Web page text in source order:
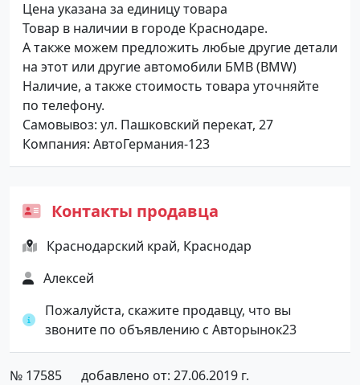
Цена указана за единицу товара
Товар в наличии в городе Краснодаре.
А также можем предложить любые другие детали
на этот или другие автомобили БМВ (BMW)
Наличие, а также стоимость товара уточняйте
по телефону.
Самовывоз: ул. Пашковский перекат, 27
Компания: АвтоГермания-123
Контакты продавца
Краснодарский край, Краснодар
Алексей
Пожалуйста, скажите продавцу, что вы
звоните по объявлению с Авторынок23
№ 17585
добавлено от: 27.06.2019 г.